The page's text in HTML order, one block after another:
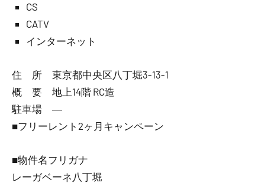
CS
CATV
インターネット
住 所 東京都中央区八丁堀3-13-1
概 要 地上14階 RC造
駐車場 ―
■フリーレント2ヶ月キャンペーン
■物件名フリガナ
レーガベーネ八丁堀